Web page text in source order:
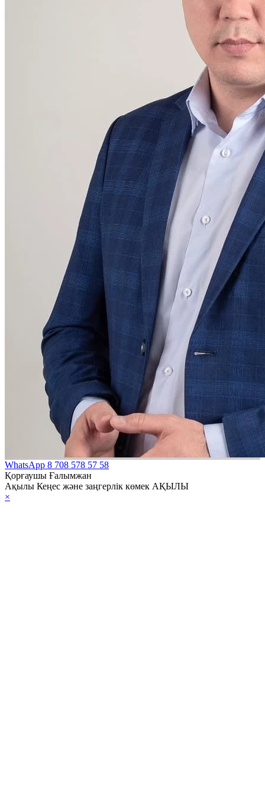
WhatsApp 8 708 578 57 58
Қорғаушы Ғалымжан
Ақылы Кеңес және заңгерлік көмек АҚЫЛЫ
×